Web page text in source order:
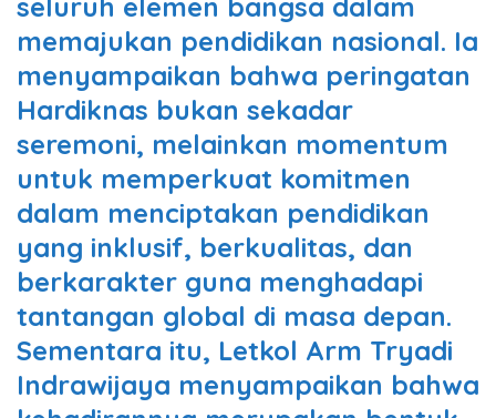
seluruh elemen bangsa dalam
memajukan pendidikan nasional. Ia
menyampaikan bahwa peringatan
Hardiknas bukan sekadar
seremoni, melainkan momentum
untuk memperkuat komitmen
dalam menciptakan pendidikan
yang inklusif, berkualitas, dan
berkarakter guna menghadapi
tantangan global di masa depan.
Sementara itu, Letkol Arm Tryadi
Indrawijaya menyampaikan bahwa